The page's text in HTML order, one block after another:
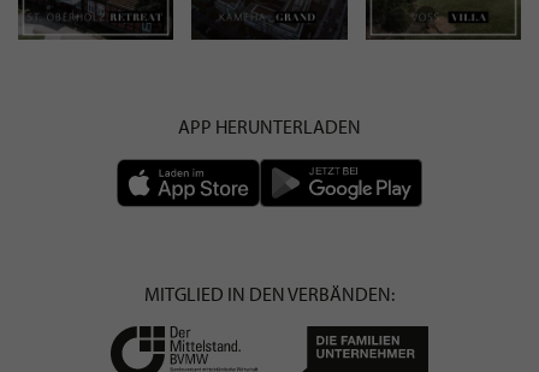
APP HERUNTERLADEN
MITGLIED IN DEN VERBÄNDEN: